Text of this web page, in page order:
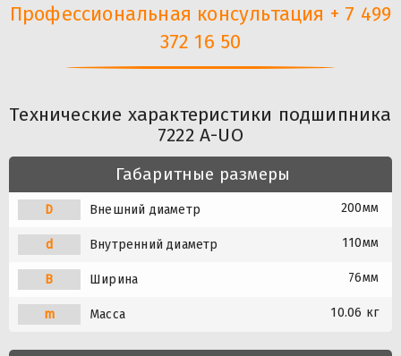
Профессиональная консультация + 7 499
372 16 50
Технические характеристики подшипника
7222 A-UO
Габаритные размеры
D Внешний диаметр 200мм
d Внутренний диаметр 110мм
B Ширина 76мм
m Масса 10.06 кг